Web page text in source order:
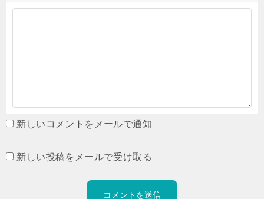
新しいコメントをメールで通知
新しい投稿をメールで受け取る